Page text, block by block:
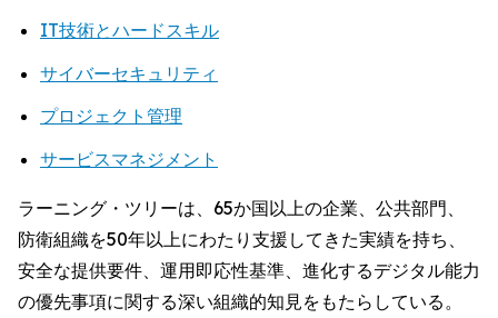
IT技術とハードスキル
サイバーセキュリティ
プロジェクト管理
サービスマネジメント
ラーニング・ツリーは、65か国以上の企業、公共部門、
防衛組織を50年以上にわたり支援してきた実績を持ち、
安全な提供要件、運用即応性基準、進化するデジタル能力
の優先事項に関する深い組織的知見をもたらしている。